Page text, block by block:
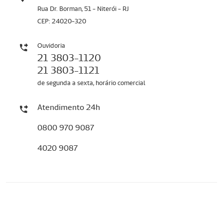
Rua Dr. Borman, 51 - Niterói - RJ
CEP: 24020-320
Ouvidoria
21 3803-1120
21 3803-1121
de segunda a sexta, horário comercial
Atendimento 24h
0800 970 9087
4020 9087